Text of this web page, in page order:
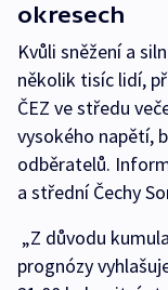
okresech
Kvůli sněžení a
několik tisíc lidí,
ČEZ ve středu
vysokého napětí,
odběratelů.
a střední Čechy
„Z důvodu
prognózy